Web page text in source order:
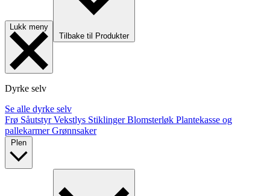
Lukk meny
Tilbake til Produkter
Dyrke selv
Se alle dyrke selv
Frø SåutstyrVekstlys StiklingerBlomsterløk Plantekasse og
pallekarmerGrønnsaker